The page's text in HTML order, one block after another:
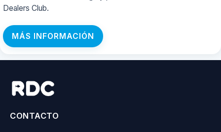
Dealers Club.
MÁS INFORMACIÓN
CONTACTO